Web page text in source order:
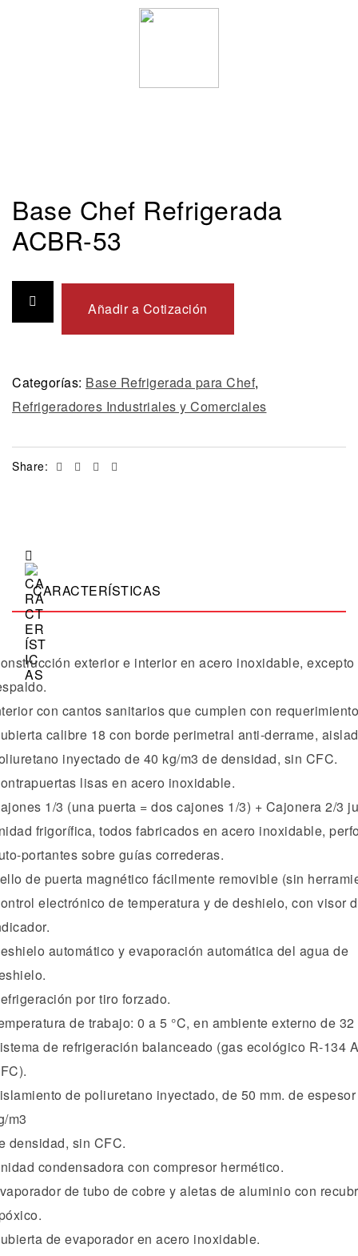
Base Chef Refrigerada
ACBR-53
Añadir a Cotización
Categorías: Base Refrigerada para Chef,
Refrigeradores Industriales y Comerciales
Share: Facebook
TwitterLinkedin
CARACTERÍSTICAS
exterior e interior en acero inoxidable, excepto
con cantos sanitarios que cumplen con
calibre 18 con borde perimetral anti-derrame,
inyectado de 40 kg/m3 de densidad, sin CFC.
lisas en acero inoxidable.
1/3 (una puerta = dos cajones 1/3) + Cajonera 2/3
frigorífica, todos fabricados en acero inoxidable,
portantes sobre guías correderas.
de puerta magnético fácilmente removible (sin
electrónico de temperatura y de deshielo, con visor
automático y evaporación automática del agua de
por tiro forzado.
de trabajo: 0 a 5 °C, en ambiente externo de 32
de refrigeración balanceado (gas ecológico R-134
de poliuretano inyectado, de 50 mm. de
m3
densidad, sin CFC.
condensadora con compresor hermético.
de tubo de cobre y aletas de aluminio con
de evaporador en acero inoxidable.